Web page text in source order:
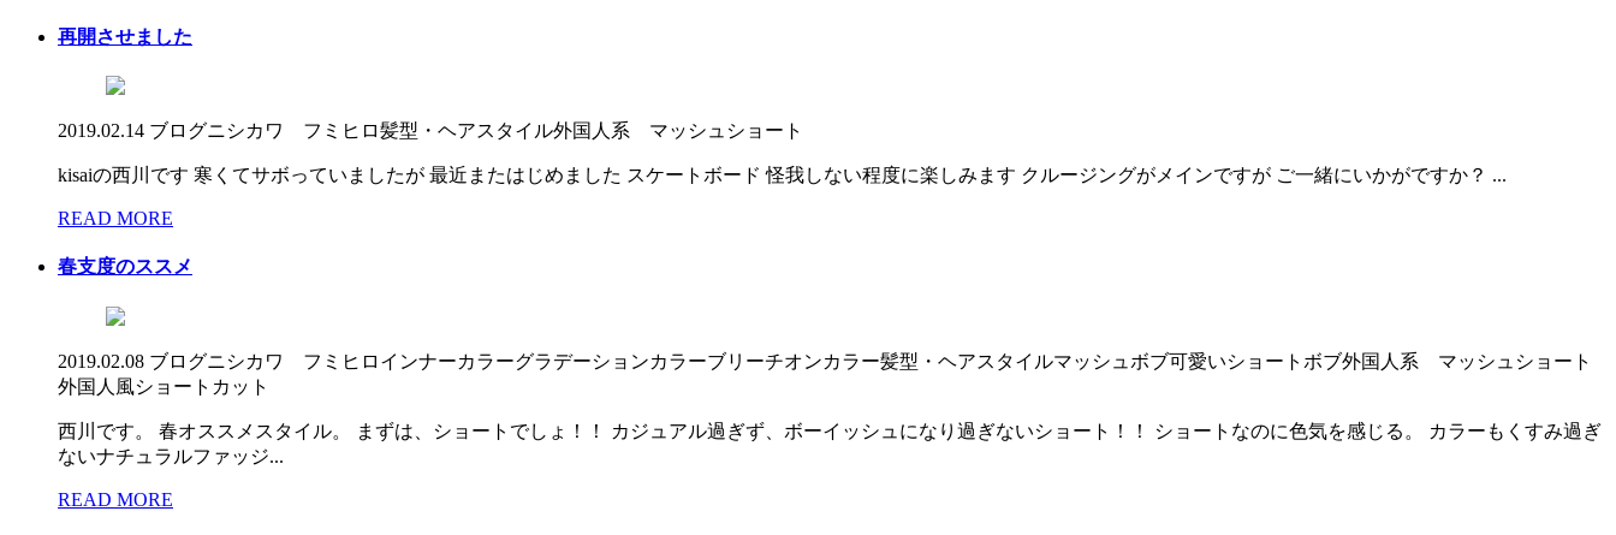
再開させました
2019.02.14 ブログニシカワ フミヒロ髪型・ヘアスタイル外国人系 マッシュショート
kisaiの西川です 寒くてサボっていましたが 最近またはじめました スケートボード 怪我しない程度に楽しみます クルージングがメインですが ご一緒にいかがですか？ ...
READ MORE
春支度のススメ
2019.02.08 ブログニシカワ フミヒロ インナーカラーグラデーションカラーブリーチオンカラー髪型・ヘアスタイルマッシュボブ可愛いショートボブ外国人系 マッシュショート
外国人風ショートカット
西川です。 春オススメスタイル。 まずは、ショートでしょ！！ カジュアル過ぎず、ボーイッシュになり過ぎないショート！！ ショートなのに色気を感じる。 カラーもくすみ過ぎ
ないナチュラルファッジ...
READ MORE